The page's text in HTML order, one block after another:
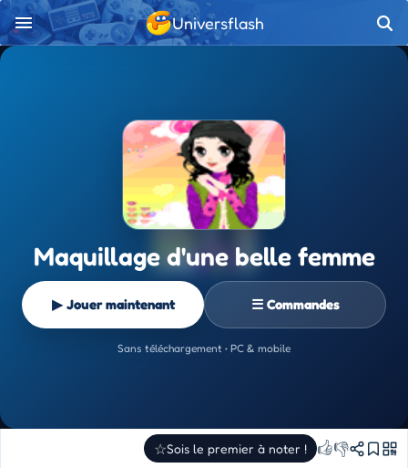
Universflash
Maquillage d'une belle femme
▶ Jouer maintenant ☰ Commandes
Sans téléchargement • PC & mobile
☆Sois le premier à noter ! 👍👎